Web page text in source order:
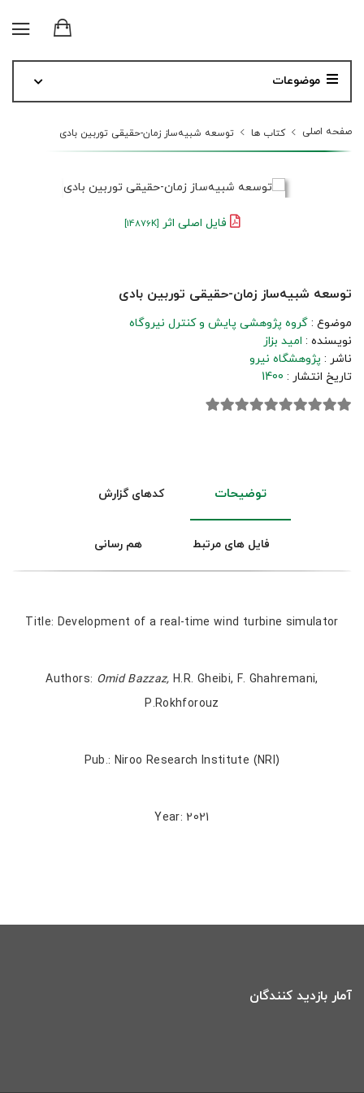
موضوعات
صفحه اصلی کتاب ها توسعه شبیه‌‏ساز زمان-حقیقی توربین بادی
فایل اصلی اثر [14876K]
توسعه شبیه‌‏ساز زمان-حقیقی توربین بادی
موضوع : گروه پژوهشی پایش و کنترل نیروگاه
نویسنده : امید بزاز
ناشر : پژوهشگاه نیرو
تاریخ انتشار : 1400
توضیحات کدهای گزارش
فایل های مرتبط هم رسانی
Title: Development of a real-time wind turbine simulator
Authors: Omid Bazzaz,H.R. Gheibi, F. Ghahremani,
P.Rokhforouz
Pub.: Niroo Research Institute (NRI)
Year: 2021
آمار بازدید کنندگان